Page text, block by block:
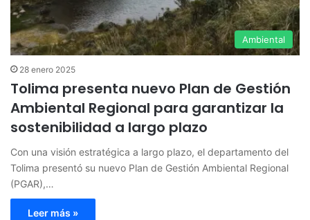
Ambiental
28 enero 2025
Tolima presenta nuevo Plan de Gestión
Ambiental Regional para garantizar la
sostenibilidad a largo plazo
Con una visión estratégica a largo plazo, el departamento del
Tolima presentó su nuevo Plan de Gestión Ambiental Regional
(PGAR),…
Leer más »